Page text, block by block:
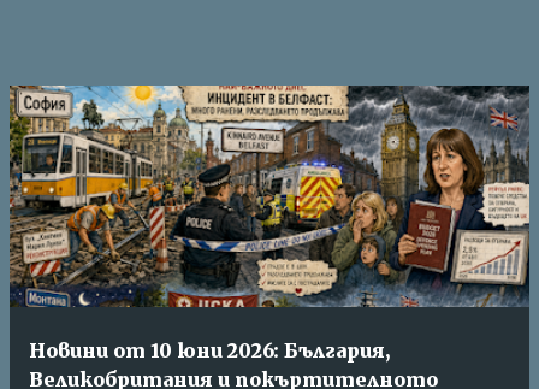
Новини от 10 юни 2026: България,
Великобритания и покъртителното